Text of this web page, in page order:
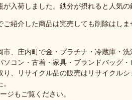
が入荷しました。鉄分が摂れると人気の
紹介した商品は完売しても削除はし
市、庄内町で金・プラチナ・冷蔵庫・
ソコン・古着・家具・ブランドバッグ
り、リサイクル品の販売はリサイクル
ジもご覧ください。